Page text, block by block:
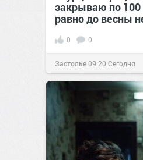
закрываю по 100
равно до весны
0 0
Застолье09:20 Сегодня